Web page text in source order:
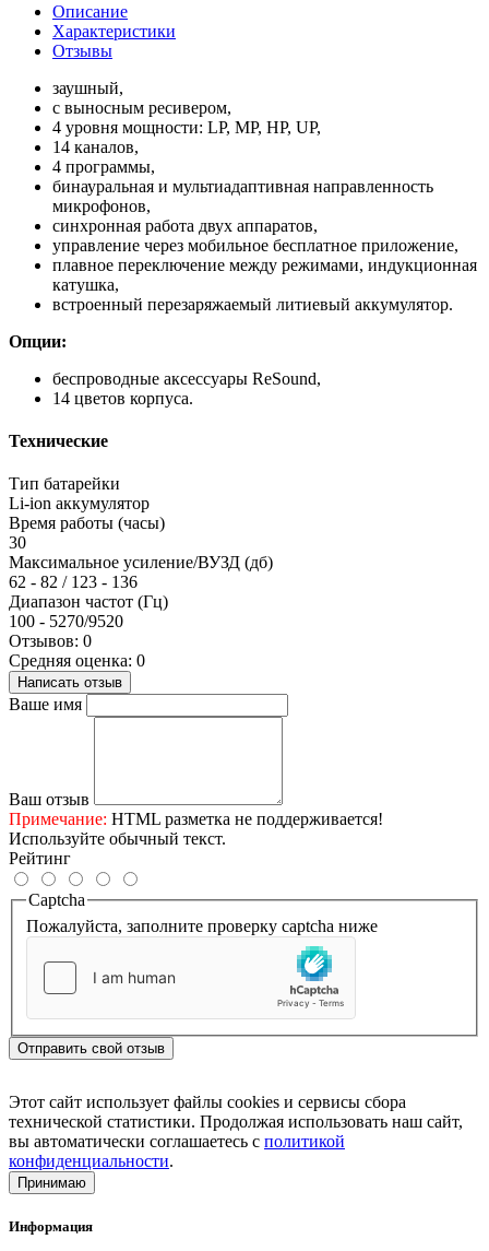
Описание
Характеристики
Отзывы
заушный,
с выносным ресивером,
4 уровня мощности: LP, MP, HP, UP,
14 каналов,
4 программы,
бинауральная и мультиадаптивная направленность
микрофонов,
синхронная работа двух аппаратов,
управление через мобильное бесплатное приложение,
плавное переключение между режимами, индукционная
катушка,
встроенный перезаряжаемый литиевый аккумулятор.
Опции:
беспроводные аксессуары ReSound,
14 цветов корпуса.
Технические
Тип батарейки
Li-ion аккумулятор
Время работы (часы)
30
Максимальное усиление/ВУЗД (дб)
62 - 82 / 123 - 136
Диапазон частот (Гц)
100 - 5270/9520
Отзывов: 0
Средняя оценка: 0
Написать отзыв
Ваше имя
Ваш отзыв
Примечание: HTML разметка не поддерживается!
Используйте обычный текст.
Рейтинг
Captcha
Пожалуйста, заполните проверку captcha ниже
Отправить свой отзыв
Этот сайт использует файлы cookies и сервисы сбора
технической статистики. Продолжая использовать наш сайт,
вы автоматически соглашаетесь с политикой
конфиденциальности.
Принимаю
Информация